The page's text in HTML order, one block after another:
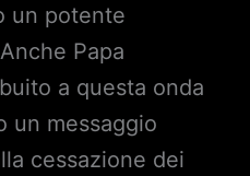
un potente
Papa
a questa onda
un messaggio
cessazione dei